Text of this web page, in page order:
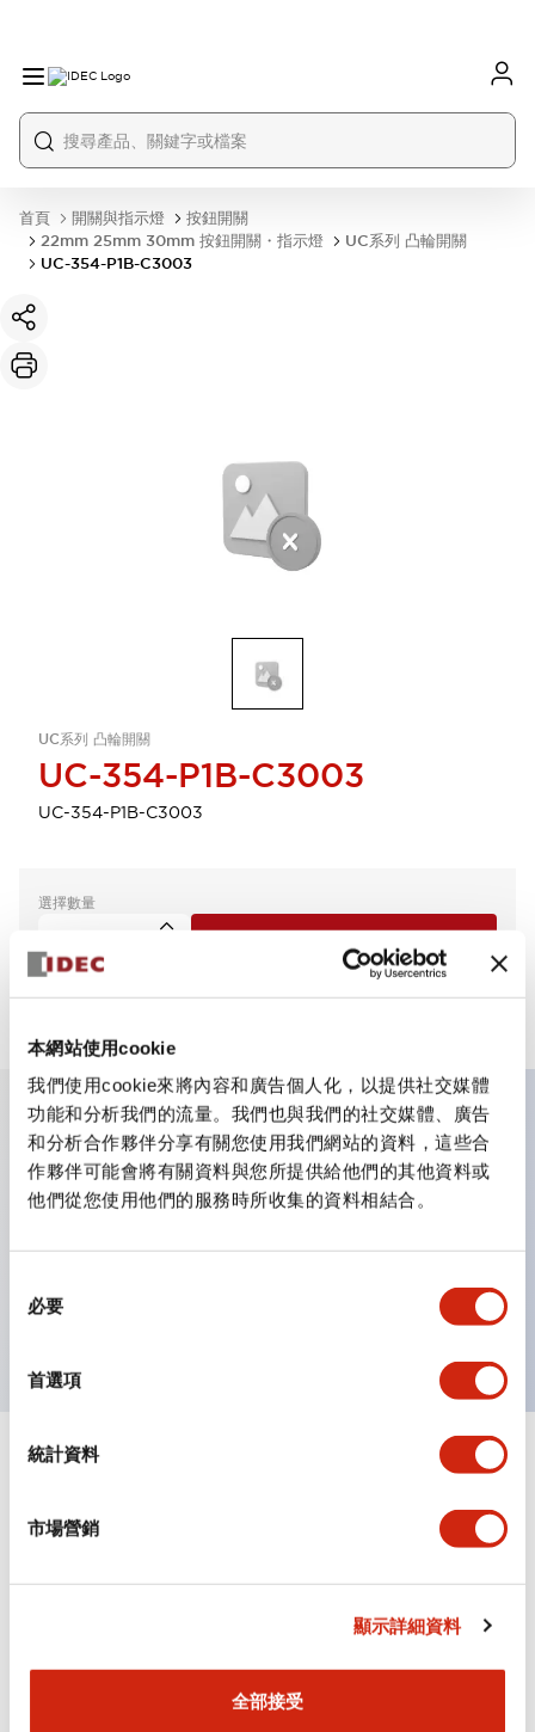
本網站使用cookie
我們使用cookie來將內容和廣告個人化，以提供社交媒體
功能和分析我們的流量。我們也與我們的社交媒體、廣告
和分析合作夥伴分享有關您使用我們網站的資料，這些合
作夥伴可能會將有關資料與您所提供給他們的其他資料或
他們從您使用他們的服務時所收集的資料相結合。
必要
首選項
統計資料
市場營銷
顯示詳細資料
全部接受
首頁 開關與指示燈
按鈕開關
22mm 25mm 30mm 按鈕開關・指示燈
UC系列 凸輪開關
UC-354-P1B-C3003
UC系列 凸輪開關
UC-354-P1B-C3003
UC-354-P1B-C3003
選擇數量
新增到詢價單
主要特點
配備72種標準電路
透過接點塊的段數與6種凸輪的組合，可實現各種接點構
手柄可從4種中選擇。
1.78MB